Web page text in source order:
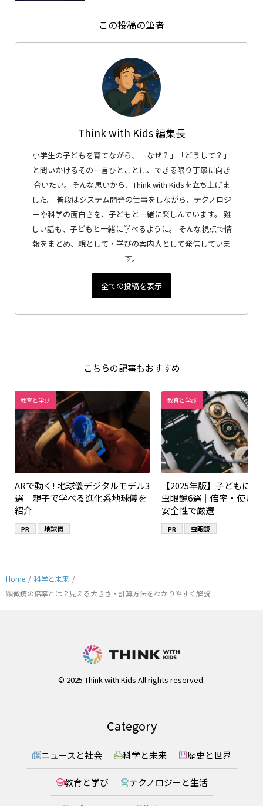
この投稿の筆者
Think with Kids 編集長
小学生の子どもを育てながら、「なぜ？」「どうして？」
と問いかけるその一言ひとことに、できる限り丁寧に向き
合いたい。そんな思いから、Think with Kidsを立ち上げま
した。 普段はシステム開発の仕事をしながら、テクノロジ
ーや科学の面白さを、子どもと一緒に楽しんでいます。 難
しい話も、子どもと一緒に学べるように。 そんな視点で情
報をまとめ、親として・学びの案内人として発信していま
す。
全ての投稿を表示
こちらの記事もおすすめ
教育と学び
ARで動く! 地球儀デジタルモデル3
選｜親子で学べる進化系地球儀を
紹介
PR 地球儀
教育と学び
【2025年版】子どもに
虫眼鏡6選｜倍率・使い
安全性で厳選
PR 虫眼鏡
Home / 科学と未来 /
顕微鏡の倍率とは？見える大きさ・計算方法をわかりやすく解説
© 2025 Think with Kids All rights reserved.
Category
ニュースと社会 科学と未来 歴史と世界
教育と学び テクノロジーと生活